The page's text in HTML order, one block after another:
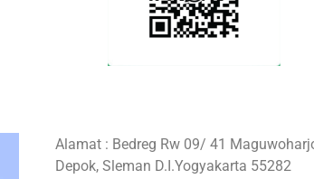
Alamat : Bedreg Rw 09/ 41
Depok, Sleman D.I.Yogyakarta 55282